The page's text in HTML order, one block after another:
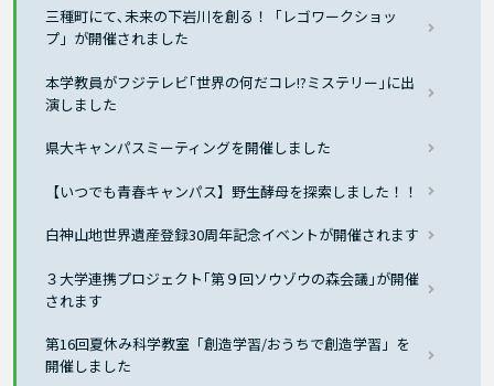
三種町にて､未来の下岩川を創る！「レゴワークショッ
プ」が開催されました
本学教員がフジテレビ｢世界の何だコレ!?ミステリー｣に出
演しました
県大キャンパスミーティングを開催しました
【いつでも青春キャンパス】野生酵母を探索しました！！
白神山地世界遺産登録30周年記念イベントが開催されます
３大学連携プロジェクト｢第９回ソウゾウの森会議｣が開催
されます
第16回夏休み科学教室「創造学習/おうちで創造学習」を
開催しました